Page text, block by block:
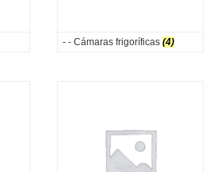
- - Cámaras frigoríficas (4)